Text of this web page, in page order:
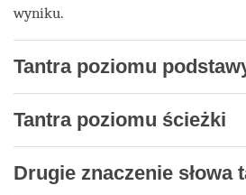
wyniku.
Tantra poziomu
Tantra poziomu ścieżki
Drugie znaczenie słowa